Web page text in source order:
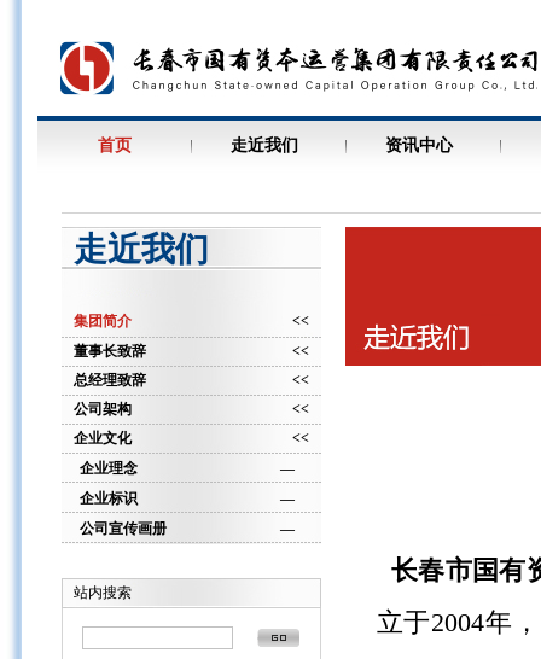
首页 走近我们 资讯中心
走近我们
集团简介
<<
董事长致辞
<<
总经理致辞
<<
公司架构
<<
企业文化
<<
企业理念
—
企业标识
—
公司宣传画册
—
站内搜索
长春市国有
立于2004年